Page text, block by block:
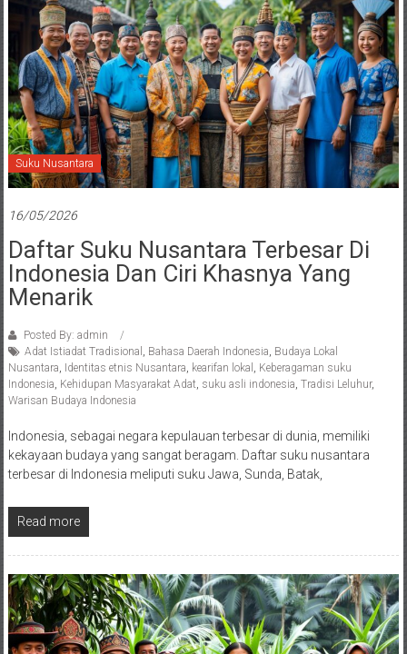
Suku Nusantara
16/05/2026
Daftar Suku Nusantara Terbesar Di
Indonesia Dan Ciri Khasnya Yang
Menarik
Posted By: admin
Adat Istiadat Tradisional , Bahasa Daerah Indonesia, Budaya Lokal
Nusantara, Identitas etnis Nusantara, kearifan lokal , Keberagaman suku
Indonesia, Kehidupan Masyarakat Adat, suku asli indonesia, Tradisi Leluhur,
Warisan Budaya Indonesia
Indonesia, sebagai negara kepulauan terbesar di dunia, memiliki
kekayaan budaya yang sangat beragam. Daftar suku nusantara
terbesar di Indonesia meliputi suku Jawa, Sunda, Batak,
Read more